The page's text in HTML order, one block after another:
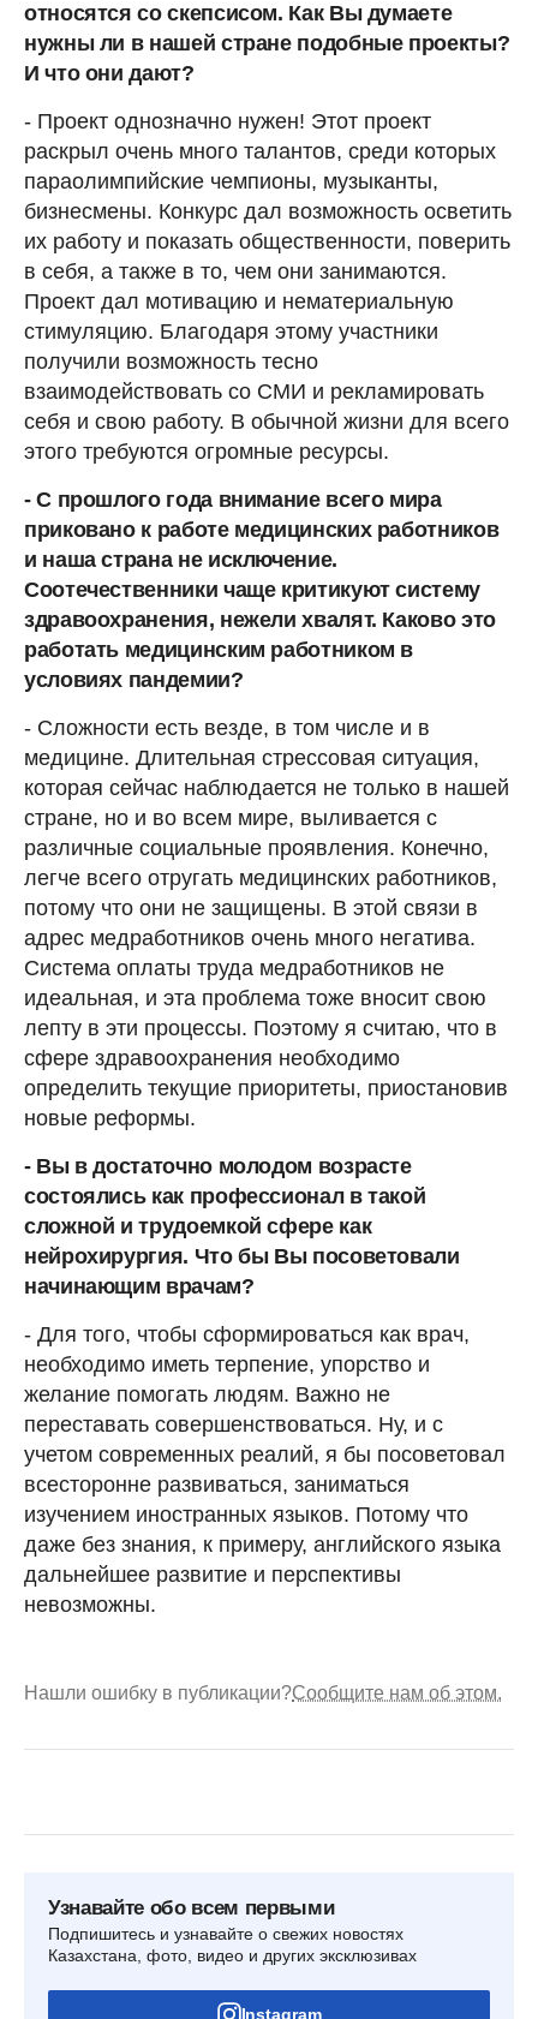
относятся со скепсисом. Как Вы думаете
нужны ли в нашей стране подобные проекты?
И что они дают?
- Проект однозначно нужен! Этот проект
раскрыл очень много талантов, среди которых
параолимпийские чемпионы, музыканты,
бизнесмены. Конкурс дал возможность осветить
их работу и показать общественности, поверить
в себя, а также в то, чем они занимаются.
Проект дал мотивацию и нематериальную
стимуляцию. Благодаря этому участники
получили возможность тесно
взаимодействовать со СМИ и рекламировать
себя и свою работу. В обычной жизни для всего
этого требуются огромные ресурсы.
- С прошлого года внимание всего мира
приковано к работе медицинских работников
и наша страна не исключение.
Соотечественники чаще критикуют систему
здравоохранения, нежели хвалят. Каково это
работать медицинским работником в
условиях пандемии?
- Сложности есть везде, в том числе и в
медицине. Длительная стрессовая ситуация,
которая сейчас наблюдается не только в нашей
стране, но и во всем мире, выливается с
различные социальные проявления. Конечно,
легче всего отругать медицинских работников,
потому что они не защищены. В этой связи в
адрес медработников очень много негатива.
Система оплаты труда медработников не
идеальная, и эта проблема тоже вносит свою
лепту в эти процессы. Поэтому я считаю, что в
сфере здравоохранения необходимо
определить текущие приоритеты, приостановив
новые реформы.
- Вы в достаточно молодом возрасте
состоялись как профессионал в такой
сложной и трудоемкой сфере как
нейрохирургия. Что бы Вы посоветовали
начинающим врачам?
- Для того, чтобы сформироваться как врач,
необходимо иметь терпение, упорство и
желание помогать людям. Важно не
переставать совершенствоваться. Ну, и с
учетом современных реалий, я бы посоветовал
всесторонне развиваться, заниматься
изучением иностранных языков. Потому что
даже без знания, к примеру, английского языка
дальнейшее развитие и перспективы
невозможны.
Нашли ошибку в публикации?Сообщите нам об этом.
Узнавайте обо всем первыми
Подпишитесь и узнавайте о свежих новостях
Казахстана, фото, видео и других эксклюзивах
Instagram